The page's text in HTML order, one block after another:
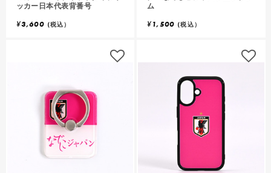
ッカー日本代表背番号
¥3,600 (税込）
ム
¥1,500 (税込）